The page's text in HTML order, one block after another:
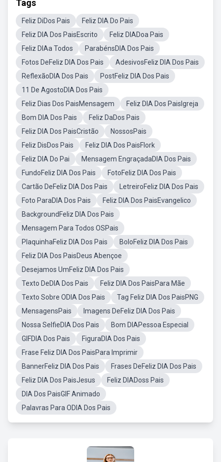
Tags
Feliz DiDos Pais
Feliz DIA Do Pais
Feliz DIA Dos PaisEscrito
Feliz DIADoa Pais
Feliz DIAa Todos
ParabénsDIA Dos Pais
Fotos DeFeliz DIA Dos Pais
AdesivosFeliz DIA Dos Pais
ReflexãoDIA Dos Pais
PostFeliz DIA Dos Pais
11 De AgostoDIA Dos Pais
Feliz Dias Dos PaisMensagem
Feliz DIA Dos PaisIgreja
Bom DIA Dos Pais
Feliz DaDos Pais
Feliz DIA Dos PaisCristão
NossosPais
Feliz DisDos Pais
Feliz DIA Dos PaisFlork
Feliz DIA Do Pai
Mensagem EngraçadaDIA Dos Pais
FundoFeliz DIA Dos Pais
FotoFeliz DIA Dos Pais
Cartão DeFeliz DIA Dos Pais
LetreiroFeliz DIA Dos Pais
Foto ParaDIA Dos Pais
Feliz DIA Dos PaisEvangelico
BackgroundFeliz DIA Dos Pais
Mensagem Para Todos OSPais
PlaquinhaFeliz DIA Dos Pais
BoloFeliz DIA Dos Pais
Feliz DIA Dos PaisDeus Abençoe
Desejamos UmFeliz DIA Dos Pais
Texto DeDIA Dos Pais
Feliz DIA Dos PaisPara Mãe
Texto Sobre ODIA Dos Pais
Tag Feliz DIA Dos PaisPNG
MensagensPais
Imagens DeFeliz DIA Dos Pais
Nossa SelfieDIA Dos Pais
Bom DIAPessoa Especial
GIFDIA Dos Pais
FiguraDIA Dos Pais
Frase Feliz DIA Dos PaisPara Imprimir
BannerFeliz DIA Dos Pais
Frases DeFeliz DIA Dos Pais
Feliz DIA Dos PaisJesus
Feliz DIADoss Pais
DIA Dos PaisGIF Animado
Palavras Para ODIA Dos Pais